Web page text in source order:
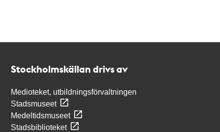
Stockholmskällan drivs av
Medioteket, utbildningsförvaltningen
Stadsmuseet
Medeltidsmuseet
Stadsbiblioteket